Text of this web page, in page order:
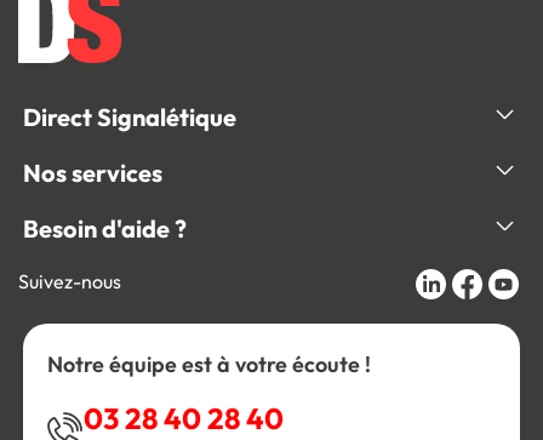
Direct Signalétique
Nos services
Besoin d'aide ?
Suivez-nous
Notre équipe est à votre écoute !
03 28 40 28 40